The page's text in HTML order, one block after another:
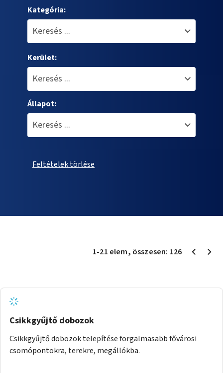
Kategória:
Kerület:
Állapot:
Feltételek törlése
1-21 elem, összesen: 126
Csikkgyűjtő dobozok
Csikkgyűjtő dobozok telepítése forgalmasabb fővárosi
csomópontokra, terekre, megállókba.